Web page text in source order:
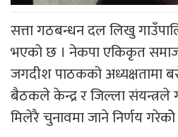
सत्ता गठबन्धन दल लिखु
भएको छ । नेकपा एकिकृत
जगदीश पाठकको अध्यक्षतामा
बैठकले केन्द्र र जिल्ला संयन्त्रले
मिलेरै चुनावमा जाने निर्णय